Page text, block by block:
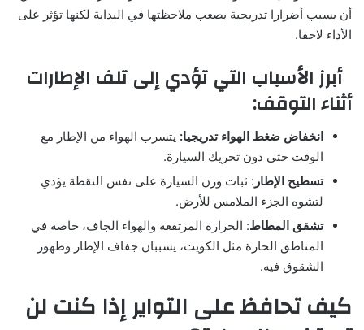
أن يسبب أضرارا تدريجية يصعب ملاحظتها في البداية لكنها تؤثر على
الأداء لاحقا.
أبرز الأسباب التي تؤدي إلى تلف الإطارات
أثناء التوقف:
انخفاض ضغط الهواء تدريجيا: يتسرب الهواء من الإطار مع
الوقت حتى دون تحريك السيارة.
تسطيح الإطار : ثبات وزن السيارة على نفس النقطة يؤدي
لتشوه الجزء الملامس للأرض.
تشقق المطاط: الحرارة المرتفعة والهواء الجاف، خاصه في
المناطق الحارة مثل الكويت، يسببان جفاف الإطار وظهور
الشقوق فيه.
كيف تحافظ على التواير إذا كنت لن